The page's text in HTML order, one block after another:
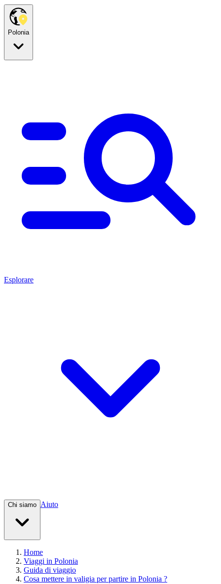
Polonia
Esplorare
Chi siamo Aiuto
Home
Viaggi in Polonia
Guida di viaggio
Cosa mettere in valigia per partire in Polonia ?